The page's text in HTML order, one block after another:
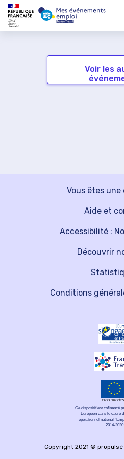
Voir les
Vous êtes
Découvrir
Aide et
Accessibilité :
Conditions
Ce dispositif est cofinancé
Européen dans le cadre
opérationnel national
2014-2020
Copyright 2021 © propulsé